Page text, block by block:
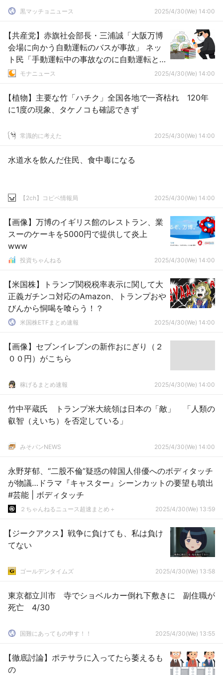
黒マッチョニュース 2025/4/30(We) 14:00
【共産党】赤旗社会部長・三浦誠「大阪万博
会場に向かう自動運転のバスが事故」 ネッ
ト民「手動運転中の事故なのに自動運転と
ミスリードさせるのが赤旗の正義なんです
モナニュース 2025/4/30(We) 14:00
【植物】主要な竹「ハチク」全国各地で一斉枯れ 120年
に1度の現象、タケノコも確認できず
常識的に考えた 2025/4/30(We) 14:00
水道水を飲んだ住民、食中毒になる
【2ch】コピペ情報局 2025/4/30(We) 14:00
【画像】万博のイギリス館のレストラン、業
スーのケーキを5000円で提供して炎上
www
投資ちゃんねる 2025/4/30(We) 14:00
【米国株】トランプ関税税率表示に関して大
正義ガチンコ対応のAmazon、トランプおや
びんから恫喝を喰らう！？
米国株ETFまとめ速報 2025/4/30(We) 14:00
【画像】セブンイレブンの新作おにぎり（２
００円）がこちら
稼げるまとめ速報 2025/4/30(We) 14:00
竹中平蔵氏 トランプ米大統領は日本の「敵」 「人類の
叡智（えいち）を否定している」
みそパンNEWS 2025/4/30(We) 14:00
永野芽郁、“二股不倫”疑惑の韓国人俳優へのボディタッチ
が物議…ドラマ『キャスター』シーンカットの要望も噴出
#芸能 | ボディタッチ
２ちゃんねるニュース超速まとめ＋ 2025/4/30(We) 13:59
【ジークアクス】戦争に負けても、私は負け
てない
ゴールデンタイムズ 2025/4/30(We) 13:58
東京都立川市 寺でショベルカー倒れ下敷きに 副住職が
死亡 4/30
国難にあってもの申す！！ 2025/4/30(We) 13:55
【徹底討論】ポテサラに入ってたら萎えるも
の